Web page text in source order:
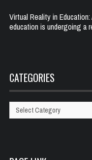
Virtual Reality in
education is undergoing a
CATEGORIES
Categories